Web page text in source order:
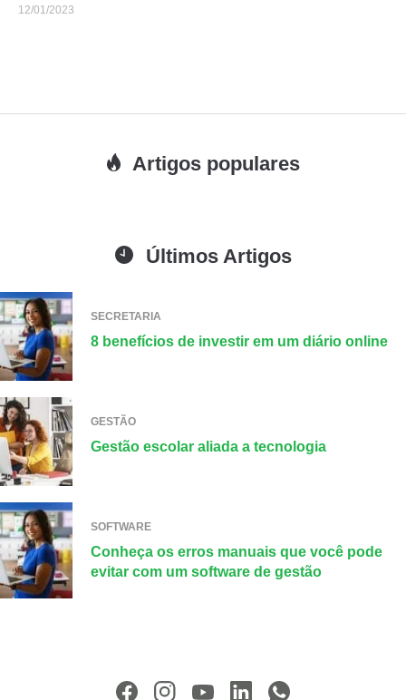
12/01/2023
Artigos populares
Últimos Artigos
SECRETARIA
8 benefícios de investir em um diário online
GESTÃO
Gestão escolar aliada a tecnologia
SOFTWARE
Conheça os erros manuais que você pode
evitar com um software de gestão